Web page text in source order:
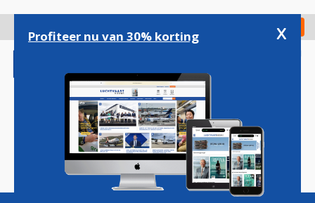
gaan
Check in
Magazine Podcasts Vacatures
Profiteer nu van 30% korting x